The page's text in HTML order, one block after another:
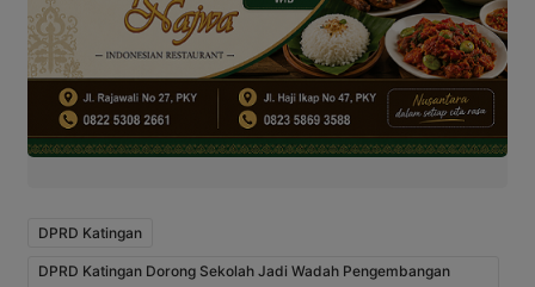
DPRD Katingan
DPRD Katingan Dorong Sekolah Jadi Wadah Pengembangan